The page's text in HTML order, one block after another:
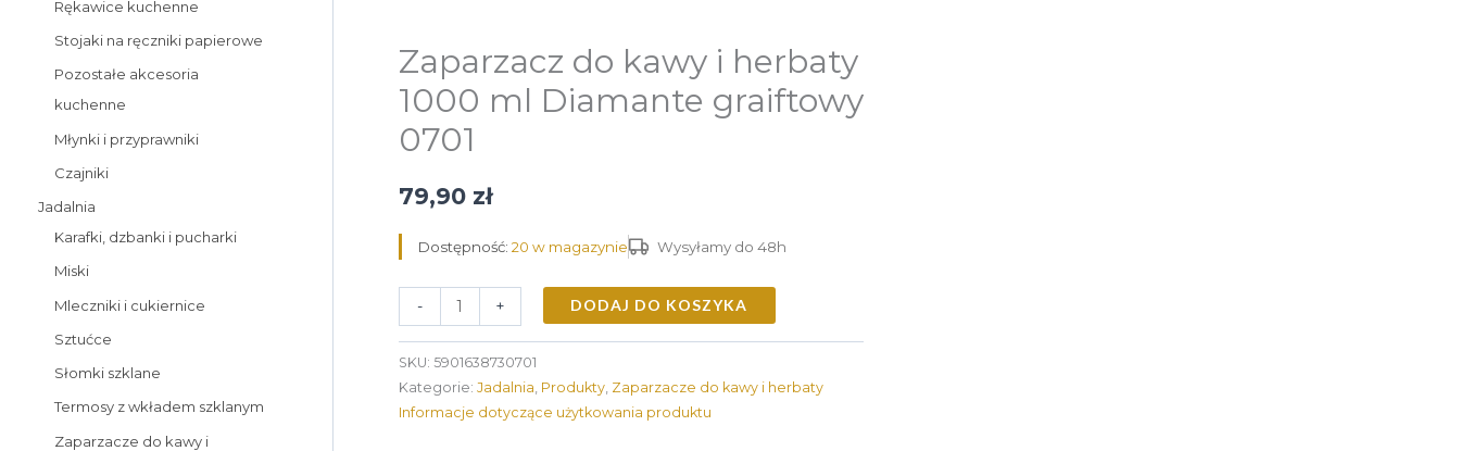
Rękawice kuchenne
Stojaki na ręczniki papierowe
Pozostałe akcesoria
kuchenne
Młynki i przyprawniki
Czajniki
Jadalnia
Karafki, dzbanki i pucharki
Miski
Mleczniki i cukiernice
Sztućce
Słomki szklane
Termosy z wkładem szklanym
Zaparzacze do kawy i
Zaparzacz do kawy i herbaty
1000 ml Diamante graiftowy
0701
79,90 zł
Dostępność: 20 w magazynie Wysyłamy do 48h
- + DODAJ DO KOSZYKA
SKU: 5901638730701
Kategorie: Jadalnia Produkty, Zaparzacze do kawy i herbaty
Informacje dotyczące użytkowania produktu